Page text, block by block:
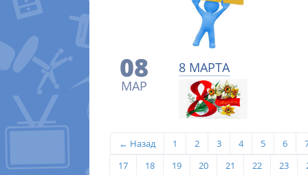
08
МАР
8 МАРТА
← Назад 1 2 3 4 5 6
17
18 19 20 21 22 23